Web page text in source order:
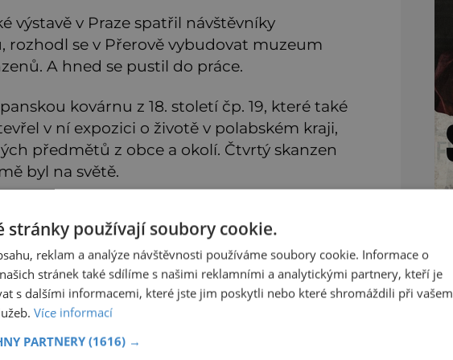
výstavě v Praze spatřil návštěvníky
se v Přerově vybudovat muzeum
A hned se pustil do práce.
kovárnu z 18. století čp. 19, které také
v ní expozici o životě v polabském kraji,
předmětů z obce a okolí. Čtvrtý skanzen
byl na světě.
Přerově chystalo založení Polabského
navazovat.
Brzobohaté za zpěvačkou?
stránky používají soubory cookie.
reklam a analýze návštěvnosti používáme soubory cookie. Informace o
stránek také sdílíme s našimi reklamními a analytickými partnery, kteří je
s dalšími informacemi, které jste jim poskytli nebo které shromáždili při vašem
Více informací
PARTNERY (1616) →